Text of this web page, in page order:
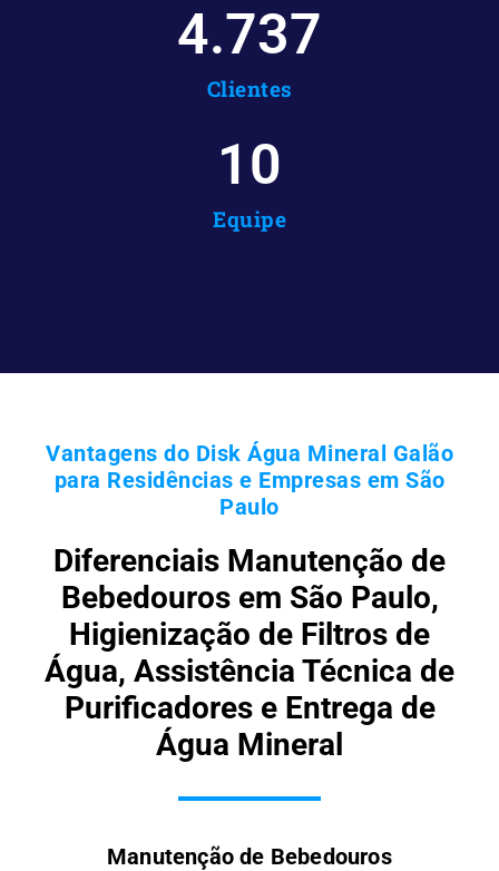
Clientes
4.737
Equipe
10
Vantagens do Disk Água Mineral Galão
para Residências e Empresas em São
Paulo
Diferenciais Manutenção de
Bebedouros em São Paulo,
Higienização de Filtros de
Água, Assistência Técnica de
Purificadores e Entrega de
Água Mineral
Manutenção de Bebedouros